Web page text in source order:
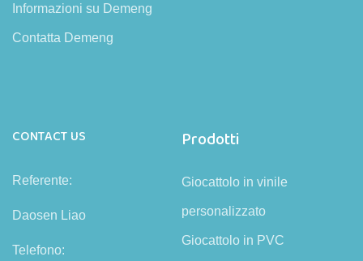
Informazioni su Demeng
Contatta Demeng
CONTACT US
Referente:
Daosen Liao
Telefono:
Prodotti
Giocattolo in vinile
personalizzato
Giocattolo in PVC